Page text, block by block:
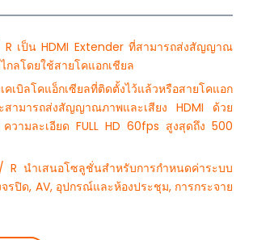
เป็น HDMI Extender ที่สามารถส่งสัญญาณ
กลโดยใช้สายโคแอกเชียล
คเบิลโคแอ็กเซียลที่ติดตั้งไว้แล้วหรือสายโคแอก
สามารถส่งสัญญาณภาพและเสียง HDMI ด้วย
ความละเอียด FULL HD 60fps สูงสุดถึง 500
นำเสนอโซลูชั่นสำหรับการกำหนดค่าระบบ
รปิด, AV, อุปกรณ์และห้องประชุม, การกระจาย